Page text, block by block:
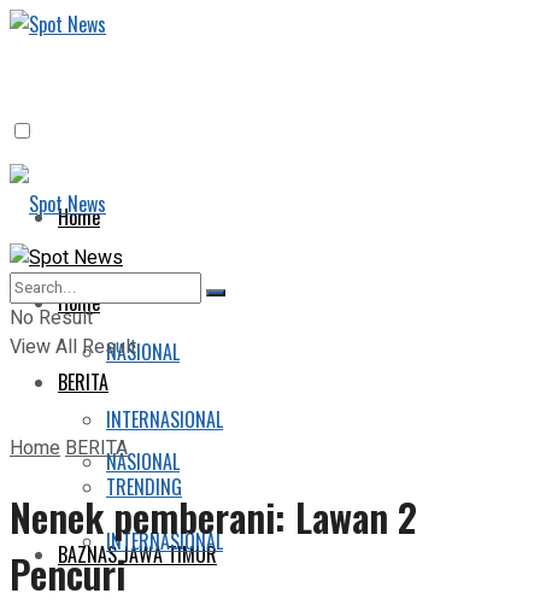
Home
BERITA
NASIONAL
INTERNASIONAL
TRENDING
BAZNAS JAWA TIMUR
Home
BERITA
NASIONAL
INTERNASIONAL
No Result
View All Result
HomeBERITA
Nenek pemberani: Lawan 2
Pencuri